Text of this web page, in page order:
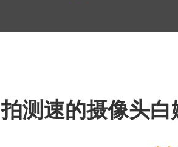
拍测速的摄像头白